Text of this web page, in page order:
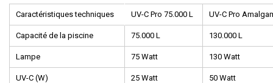
Caractéristiques techniques UV-C Pro 75.000 L UV-C Pro
Capacité de la piscine 75.000 L 130.000 L
Lampe 75 Watt 130 Watt
UV-C (W) 25 Watt 50 Watt